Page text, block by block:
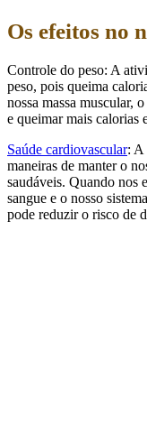
Os efeitos no
Controle do peso: A
peso, pois queima
nossa massa muscular,
e queimar mais calorias
Saúde cardiovascular: A
maneiras de manter o
saudáveis. Quando nos
sangue e o nosso
pode reduzir o risco de